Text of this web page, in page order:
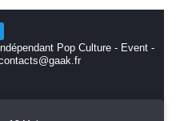
Pop Culture - Event -